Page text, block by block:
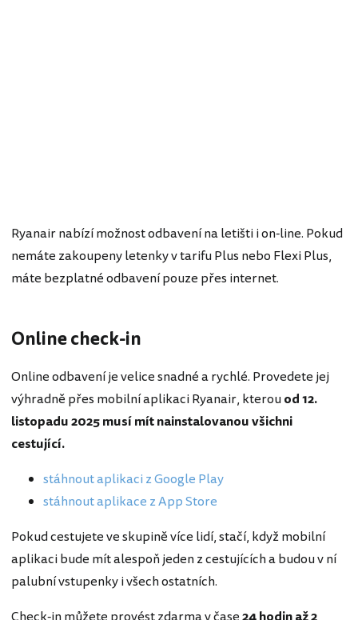
Ryanair nabízí možnost odbavení na letišti i on-line. Pokud
nemáte zakoupeny letenky v tarifu Plus nebo Flexi Plus,
máte bezplatné odbavení pouze přes internet.
Online check-in
Online odbavení je velice snadné a rychlé. Provedete jej
výhradně přes mobilní aplikaci Ryanair, kterouod 12.
listopadu 2025 musí mít nainstalovanou všichni
cestující.
stáhnout aplikaci z Google Play
stáhnout aplikace z App Store
Pokud cestujete ve skupině více lidí, stačí, když mobilní
aplikaci bude mít alespoň jeden z cestujících a budou v ní
palubní vstupenky i všech ostatních.